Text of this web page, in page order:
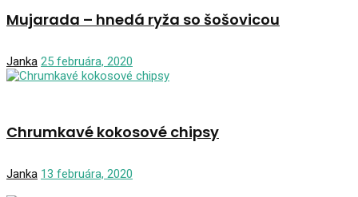
Mujarada – hnedá ryža so šošovicou
Janka 25 februára, 2020
Chrumkavé kokosové chipsy
Janka 13 februára, 2020